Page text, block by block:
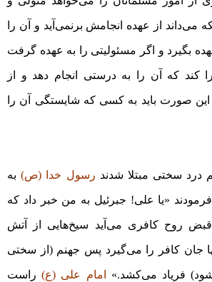
می‌داند از عهده انجامش برنمی‌آید و آن را
بگیرد و اگر مسئولیتی را به عهده گرفت
کند که آن را به درستی انجام دهد و از
این صورت باید به کسی که شایستگی آن را
درد سختی مبتلا شدند رسول خدا (ص)به
«یا علی! جبرئیل به من خبر داد که
قبض روح کافری می‌آید سیخ‌هایی از آتش
جان کافر را می‌گیرد پس جهنم (از سختی
فریاد می‌کشد.» امام علی (ع)راست